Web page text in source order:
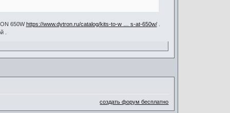
650Whttps://www.dytron.ru/catalog/kits-to-w … s-at-650w/.
.
создать форум бесплатно